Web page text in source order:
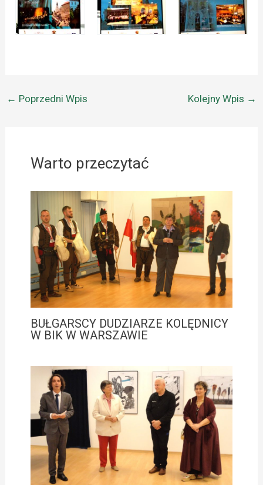
← Poprzedni Wpis Kolejny Wpis →
Warto przeczytać
BUŁGARSCY DUDZIARZE KOLĘDNICY
W BIK W WARSZAWIE